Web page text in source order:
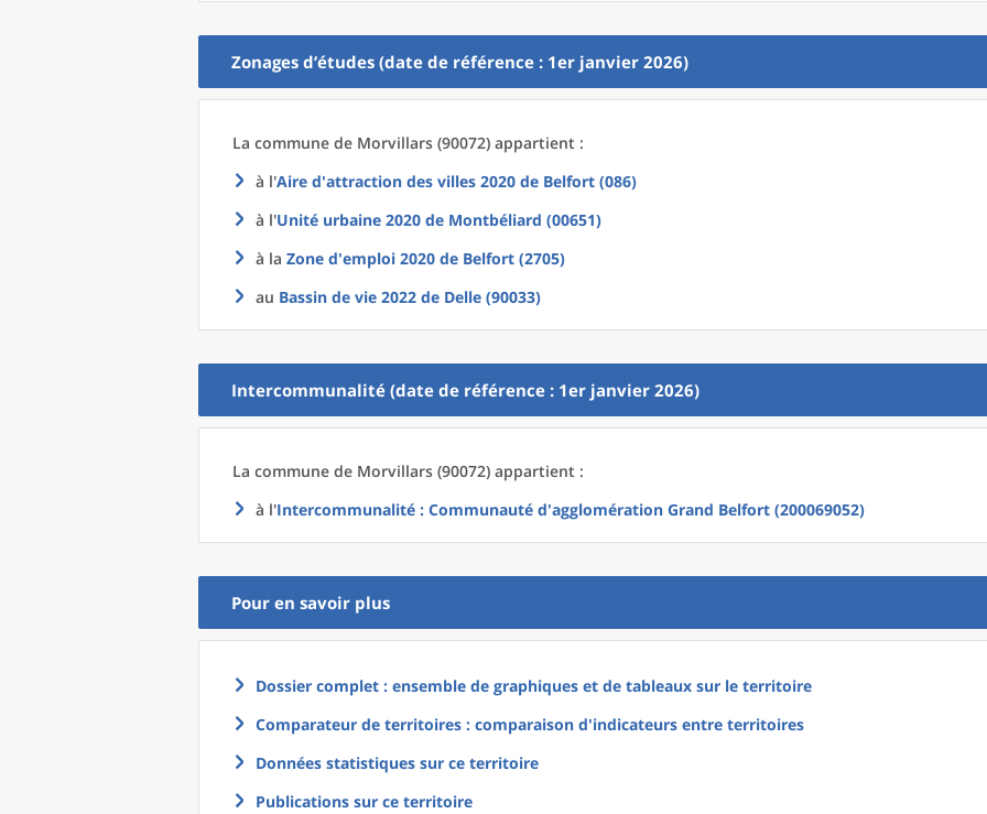
Zonages d’études (date de référence : 1er janvier 2026)
La commune de Morvillars (90072) appartient :
à l'Aire d'attraction des villes 2020 de Belfort (086)
à l'Unité urbaine 2020 de Montbéliard (00651)
à la Zone d'emploi 2020 de Belfort (2705)
au Bassin de vie 2022 de Delle (90033)
Intercommunalité (date de référence : 1er janvier 2026)
La commune de Morvillars (90072) appartient :
à l'Intercommunalité : Communauté d'agglomération Grand Belfort (200069052)
Pour en savoir plus
Dossier complet : ensemble de graphiques et de tableaux sur le territoire
Comparateur de territoires : comparaison d'indicateurs entre territoires
Données statistiques sur ce territoire
Publications sur ce territoire